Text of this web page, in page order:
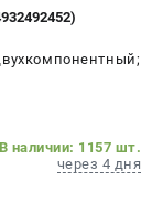
В наличии: 1157 шт.
через 4 дня